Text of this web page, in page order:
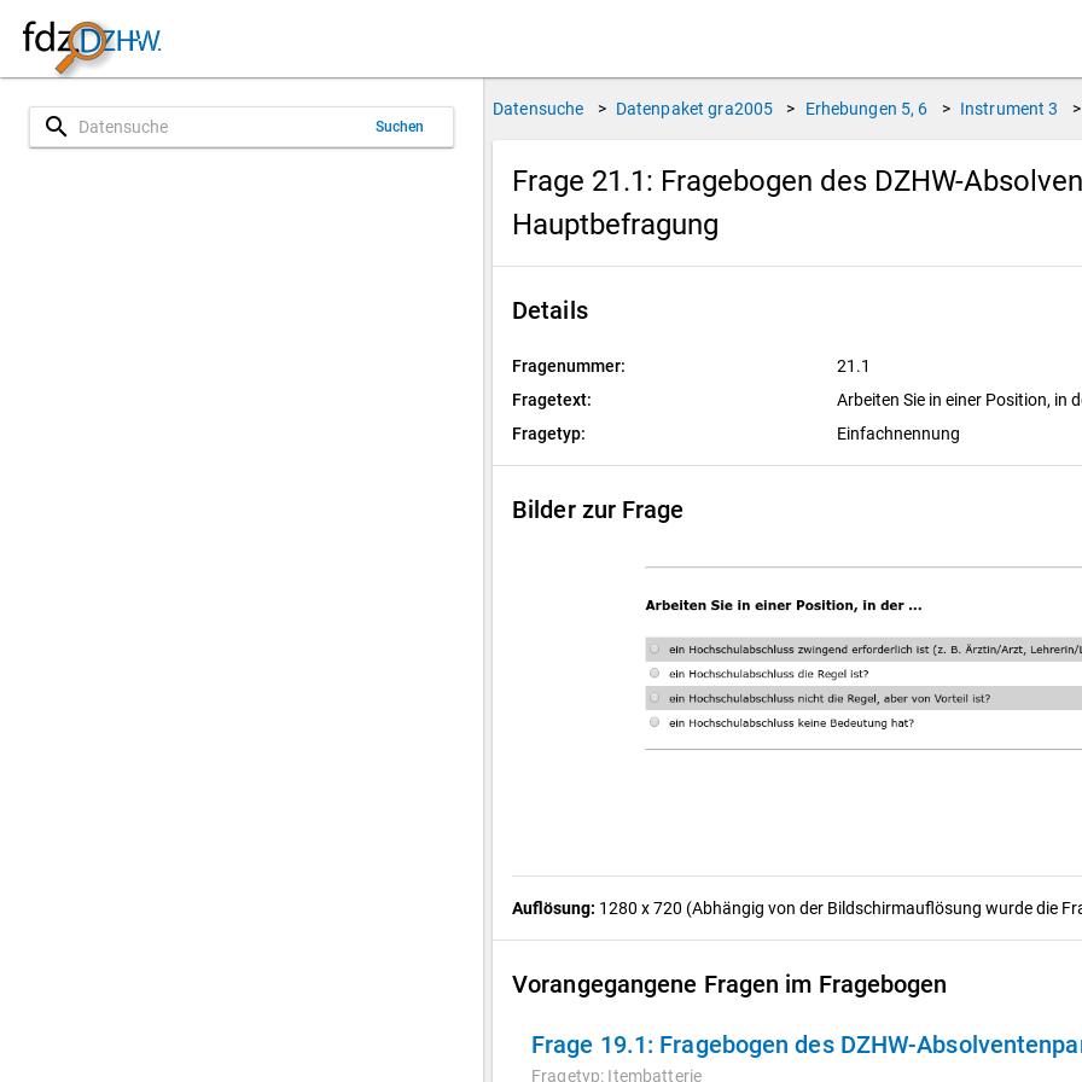
search Suchen
Datensuche > Datenpaket gra2005 > Erhebungen 5, 6 > Instrument 3 >
Frage 21.1: Fragebogen des DZHW-
Hauptbefragung
Details
Fragenummer:
21.1
Fragetext:
Arbeiten Sie in einer Position, in
Fragetyp:
Einfachnennung
Bilder zur Frage
Auflösung: 1280 x 720 (Abhängig von der Bildschirmauflösung wurde die
Vorangegangene Fragen im Fragebogen
Frage 19.1: Fragebogen des DZHW-
Fragetyp: Itembatterie